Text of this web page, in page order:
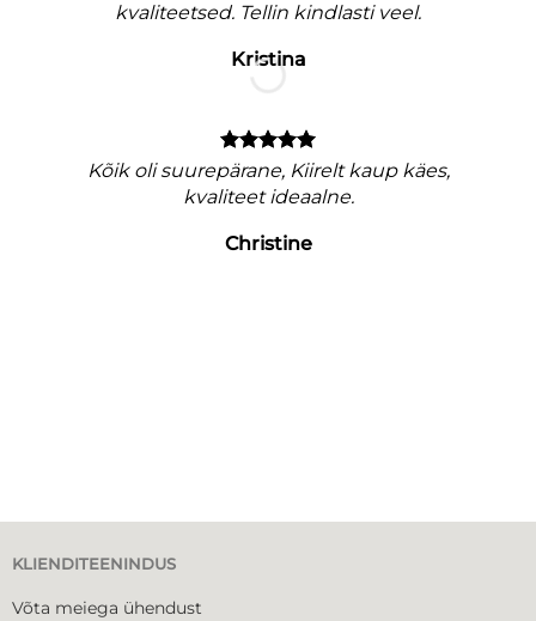
kvaliteetsed. Tellin kindlasti veel.
Kristina
Kõik oli suurepärane, Kiirelt kaup käes,
kvaliteet ideaalne.
Christine
KLIENDITEENINDUS
Võta meiega ühendust